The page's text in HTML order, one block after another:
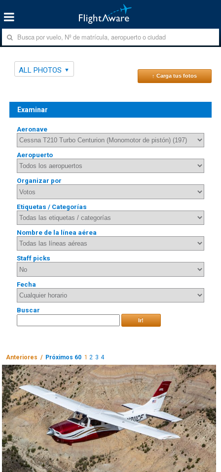
ALL PHOTOS
↑ Carga tus fotos
Examinar
Aeronave
Aeropuerto
Organizar por
Etiquetas / Categorías
Nombre de la línea aérea
Staff picks
Fecha
Buscar
Ir!
Anteriores / Próximos 60 1 2 3 4